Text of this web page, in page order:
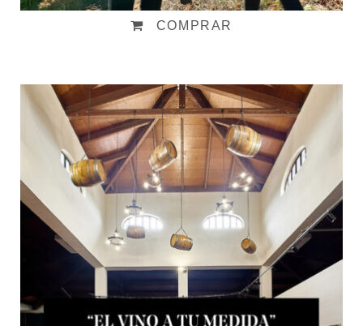
COMPRAR
Visita «El Vino a tu medida»